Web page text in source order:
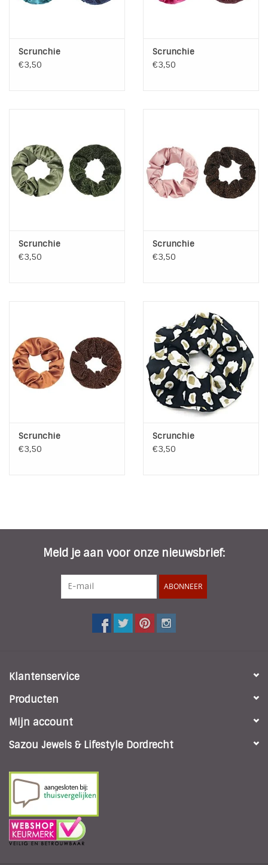
Scrunchie
€3,50
Scrunchie
€3,50
Scrunchie
€3,50
Scrunchie
€3,50
Scrunchie
€3,50
Scrunchie
€3,50
Meld je aan voor onze nieuwsbrief:
ABONNEER
Klantenservice
Producten
Mijn account
Sazou Jewels & Lifestyle Dordrecht